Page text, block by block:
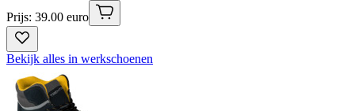
Prijs: 39.00 euro
Bekijk alles in werkschoenen